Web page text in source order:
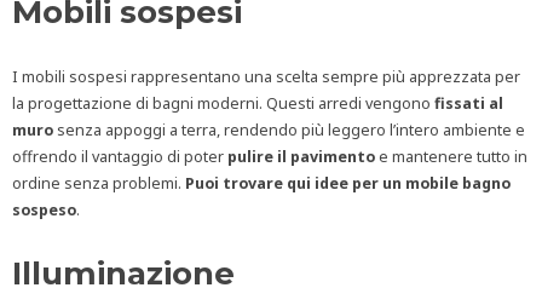
Mobili sospesi
I mobili sospesi rappresentano una scelta sempre più apprezzata per
la progettazione di bagni moderni. Questi arredi vengono fissati al
muro senza appoggi a terra, rendendo più leggero l’intero ambiente e
offrendo il vantaggio di poter pulire il pavimentoe mantenere tutto in
ordine senza problemi. Puoi trovare qui idee per un mobile bagno
sospeso.
Illuminazione